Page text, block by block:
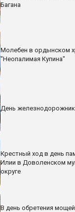
Багана
Молебен в ордынском
"Неопалимая Купина"
День
Крестный ход в день
Илии в Доволенском
округе
В день обретения